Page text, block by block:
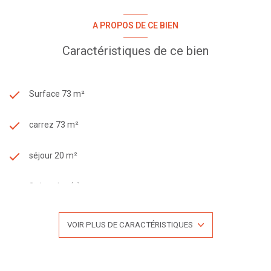
A PROPOS DE CE BIEN
Caractéristiques de ce bien
Surface 73 m²
carrez 73 m²
séjour 20 m²
2 chambre(s)
VOIR PLUS DE CARACTÉRISTIQUES